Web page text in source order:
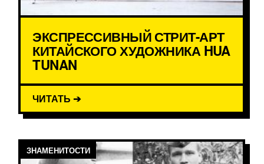
ЭКСПРЕССИВНЫЙ СТРИТ-АРТ
КИТАЙСКОГО ХУДОЖНИКА HUA
TUNAN
ЧИТАТЬ ➔
ЗНАМЕНИТОСТИ